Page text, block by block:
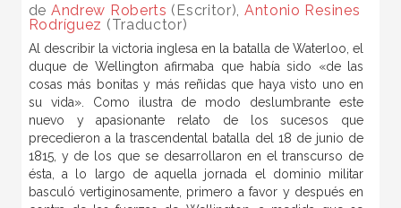
de Andrew Roberts (Escritor), Antonio Resines
Rodríguez (Traductor)
Al describir la victoria inglesa en la batalla de Waterloo, el
duque de Wellington afirmaba que había sido «de las
cosas más bonitas y más reñidas que haya visto uno en
su vida». Como ilustra de modo deslumbrante este
nuevo y apasionante relato de los sucesos que
precedieron a la trascendental batalla del 18 de junio de
1815, y de los que se desarrollaron en el transcurso de
ésta, a lo largo de aquella jornada el dominio militar
basculó vertiginosamente, primero a favor y después en